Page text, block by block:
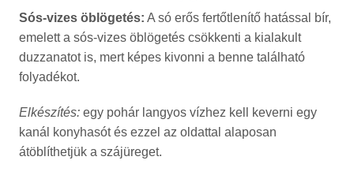
Sós-vizes öblögetés: A só erős fertőtlenítő hatással bír,
emelett a sós-vizes öblögetés csökkenti a kialakult
duzzanatot is, mert képes kivonni a benne található
folyadékot.
Elkészítés:egy pohár langyos vízhez kell keverni egy
kanál konyhasót és ezzel az oldattal alaposan
átöblíthetjük a szájüreget.